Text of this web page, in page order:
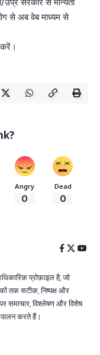
से अब वेब माध्यम से
Angry
0
Dead
0
प्रोफ़ाइल है, जो
तक सटीक, निष्पक्ष और
समाचार, विश्लेषण और विशेष
पालन करते हैं।